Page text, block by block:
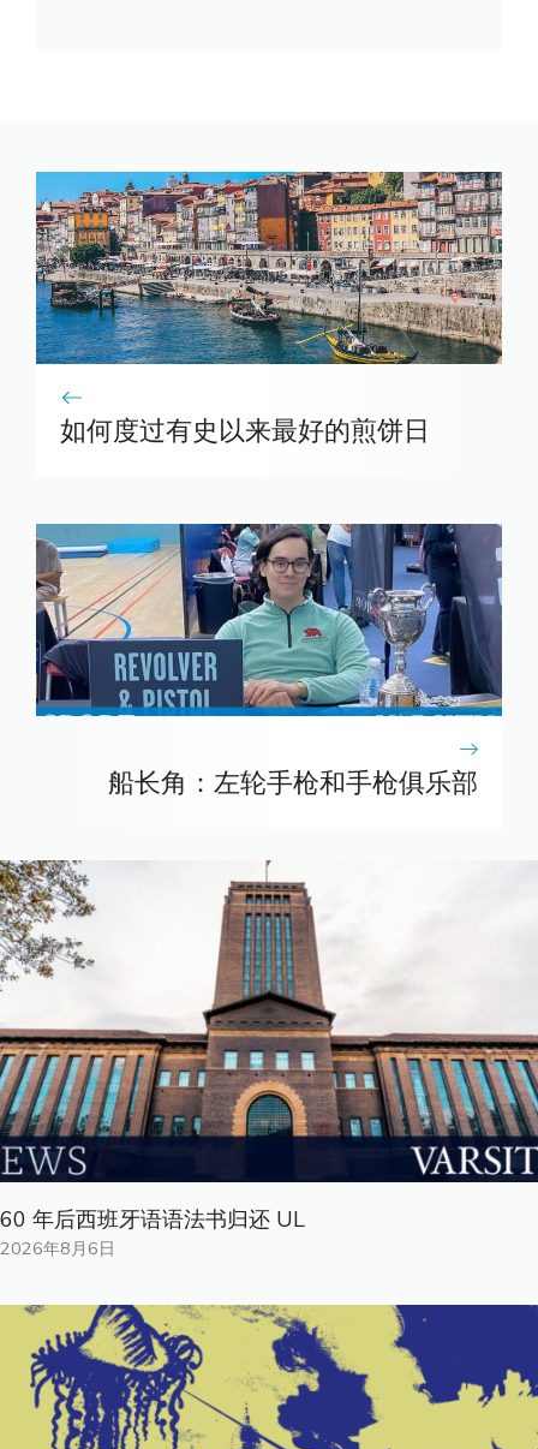
如何度过有史以来最好的煎饼日
船长角：左轮手枪和手枪俱乐部
60 年后西班牙语语法书归还 UL
2026年8月6日